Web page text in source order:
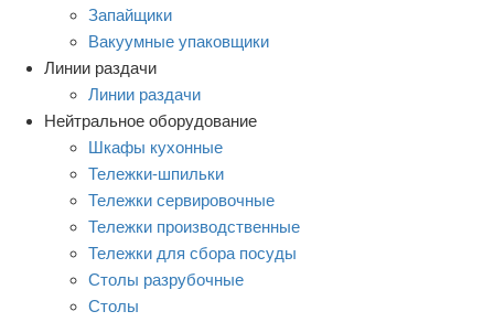
Запайщики
Вакуумные упаковщики
Линии раздачи
Линии раздачи
Нейтральное оборудование
Шкафы кухонные
Тележки-шпильки
Тележки сервировочные
Тележки производственные
Тележки для сбора посуды
Столы разрубочные
Столы